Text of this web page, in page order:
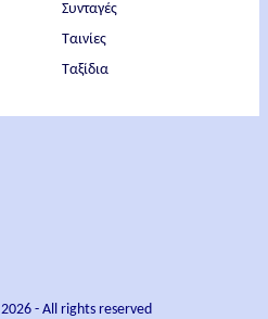
Συνταγές
Ταινίες
Ταξίδια
2026- All rights reserved